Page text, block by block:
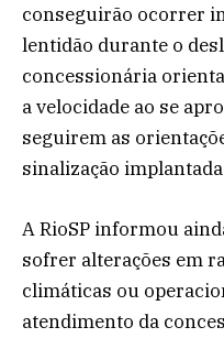
conseguirão ocorrer
lentidão durante o
concessionária
a velocidade ao se
seguirem as
sinalização
A RioSP informou
sofrer alterações em
climáticas ou
atendimento da